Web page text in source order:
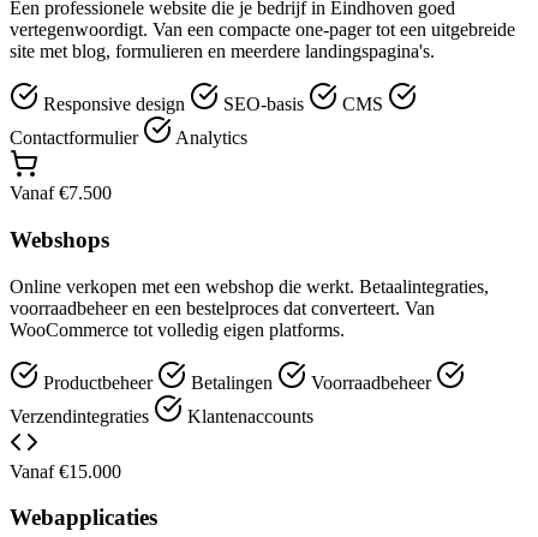
Een professionele website die je bedrijf in Eindhoven goed
vertegenwoordigt. Van een compacte one-pager tot een uitgebreide
site met blog, formulieren en meerdere landingspagina's.
Responsive design SEO-basis
CMS
Contactformulier
Analytics
Vanaf €7.500
Webshops
Online verkopen met een webshop die werkt. Betaalintegraties,
voorraadbeheer en een bestelproces dat converteert. Van
WooCommerce tot volledig eigen platforms.
Productbeheer Betalingen
Voorraadbeheer
Verzendintegraties
Klantenaccounts
Vanaf €15.000
Webapplicaties